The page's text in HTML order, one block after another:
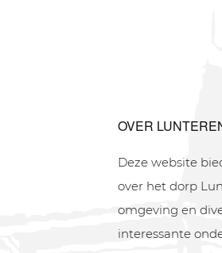
OVER
Deze website
over het dorp
omgeving en
interessante